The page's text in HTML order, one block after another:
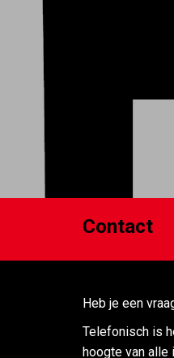
Contact
Heb je een
Telefonisch is
hoogte van alle